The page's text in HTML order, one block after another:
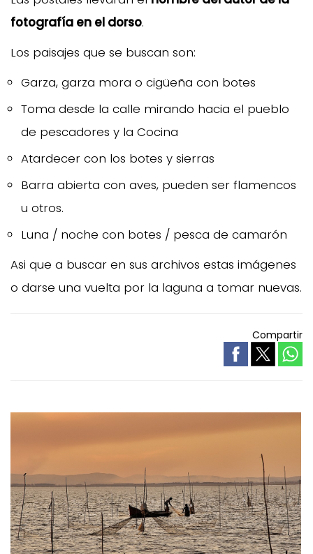
fotografía en el dorso.
Los paisajes que se buscan son:
Garza, garza mora o cigüeña con botes
Toma desde la calle mirando hacia el pueblo
de pescadores y la Cocina
Atardecer con los botes y sierras
Barra abierta con aves, pueden ser flamencos
u otros.
Luna / noche con botes / pesca de camarón
Asi que a buscar en sus archivos estas imágenes
o darse una vuelta por la laguna a tomar nuevas.
Compartir